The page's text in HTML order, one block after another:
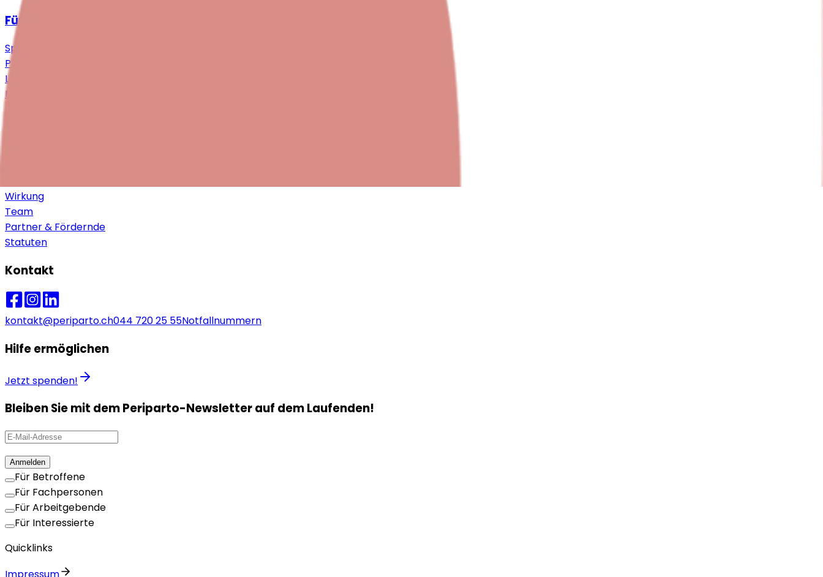
Für Engagierte
Spenden
Philanthropie & Partnerschaften
Legate & Erbschaften
Mitglied werden
Wirkung
Team
Partner & Fördernde
Statuten
Kontakt
kontakt@periparto.ch044 720 25 55Notfallnummern
Hilfe ermöglichen
Jetzt spenden!
Bleiben Sie mit dem Periparto-Newsletter auf dem Laufenden!
Anmelden
Für Betroffene
Für Fachpersonen
Für Arbeitgebende
Für Interessierte
Quicklinks